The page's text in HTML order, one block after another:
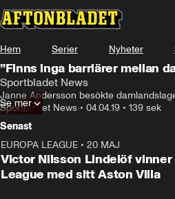
Hem Serier Nyheter
”Finns inga barriärer mellan
Sportbladet News
Janne Andersson besökte
Sportbladet News • 04.04.19 • 139 sek
Se mer
Senast
EUROPA LEAGUE • 20 MAJ
Victor Nilsson Lindelöf vinner
League med sitt Aston Villa